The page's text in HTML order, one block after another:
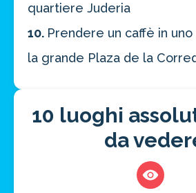
quartiere Juderia
10. Prendere un caffè in
la grande Plaza de la
10 luoghi
da